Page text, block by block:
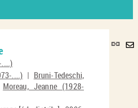
Lien
....) | Bruni-Tedeschi,
Moreau, Jeanne (1928-